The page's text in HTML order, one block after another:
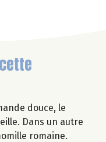
douce, le
Dans un autre
romaine.